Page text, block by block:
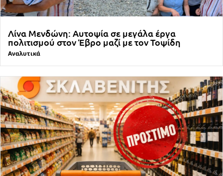
Λίνα Μενδώνη: Αυτοψία σε μεγάλα έργα
πολιτισμού στον Έβρο μαζί με τον Τοψίδη
Αναλυτικά